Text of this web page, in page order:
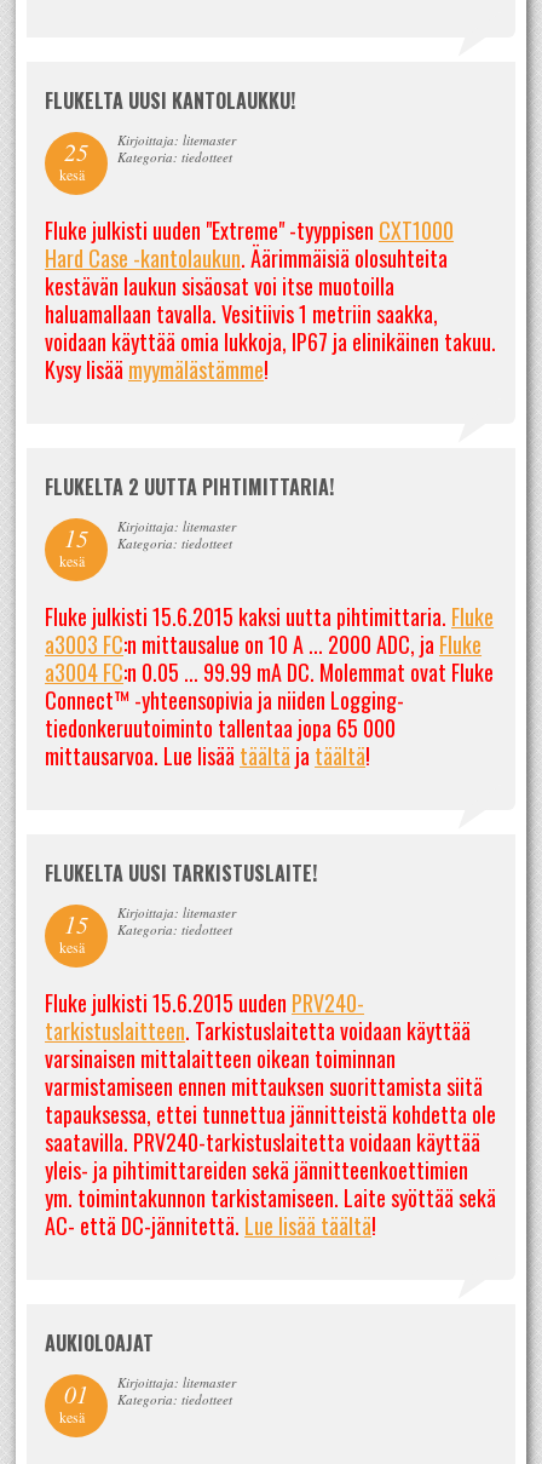
FLUKELTA UUSI KANTOLAUKKU!
25
kesä
Kirjoittaja: litemaster
Kategoria: tiedotteet
Fluke julkisti uuden "Extreme" -tyyppisen CXT1000
Hard Case -kantolaukun. Äärimmäisiä olosuhteita
kestävän laukun sisäosat voi itse muotoilla
haluamallaan tavalla. Vesitiivis 1 metriin saakka,
voidaan käyttää omia lukkoja, IP67 ja elinikäinen takuu.
Kysy lisää myymälästämme!
FLUKELTA 2 UUTTA PIHTIMITTARIA!
15
kesä
Kirjoittaja: litemaster
Kategoria: tiedotteet
Fluke julkisti 15.6.2015 kaksi uutta pihtimittaria. Fluke
a3003 FC:n mittausalue on 10 A ... 2000 ADC, ja Fluke
a3004 FC:n 0.05 ... 99.99 mA DC. Molemmat ovat Fluke
Connect™ -yhteensopivia ja niiden Logging-
tiedonkeruutoiminto tallentaa jopa 65 000
mittausarvoa. Lue lisää täältä ja täältä!
FLUKELTA UUSI TARKISTUSLAITE!
15
kesä
Kirjoittaja: litemaster
Kategoria: tiedotteet
Fluke julkisti 15.6.2015 uuden PRV240-
tarkistuslaitteen. Tarkistuslaitetta voidaan käyttää
varsinaisen mittalaitteen oikean toiminnan
varmistamiseen ennen mittauksen suorittamista siitä
tapauksessa, ettei tunnettua jännitteistä kohdetta ole
saatavilla. PRV240-tarkistuslaitetta voidaan käyttää
yleis- ja pihtimittareiden sekä jännitteenkoettimien
ym. toimintakunnon tarkistamiseen. Laite syöttää sekä
AC- että DC-jännitettä. Lue lisää täältä!
AUKIOLOAJAT
01
kesä
Kirjoittaja: litemaster
Kategoria: tiedotteet